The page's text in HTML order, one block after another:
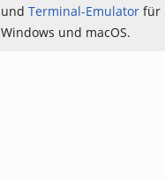
und Terminal-Emulator für
Windows und macOS.